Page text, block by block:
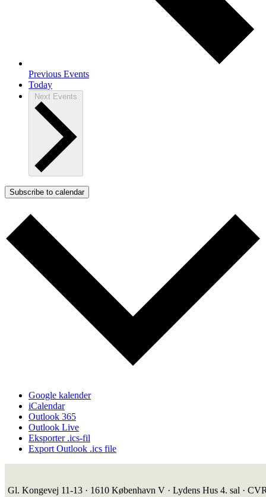
Previous Events
Today
Next Events
Subscribe to calendar
Google kalender
iCalendar
Outlook 365
Outlook Live
Eksporter .ics-fil
Export Outlook .ics file
Gl. Kongevej 11-13 · 1610 København V · Lydens Hus 4. sal ·